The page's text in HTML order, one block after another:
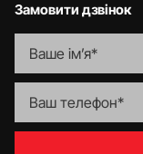
Замовити дзвінок